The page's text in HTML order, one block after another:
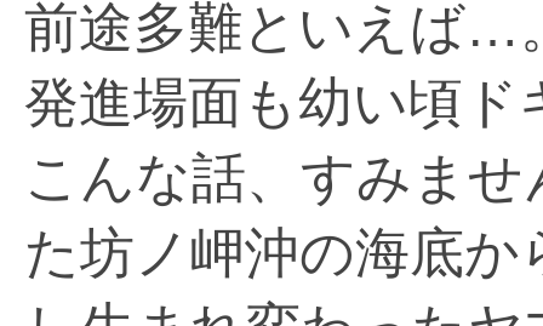
前途多難といえば…
発進場面も幼い頃
こんな話、すみま
た坊ノ岬沖の海底